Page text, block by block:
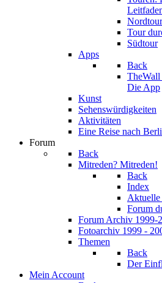
Nordtour
Tour
Südtour
Apps
Back
TheWall
Die App
Kunst
Sehenswürdigkeiten
Aktivitäten
Eine Reise nach
Forum
Back
Mitreden? Mitreden!
Back
Index
Aktuelle
Forum
Forum Archiv 1999-
Fotoarchiv 1999 -
Themen
Back
Der
Mein Account